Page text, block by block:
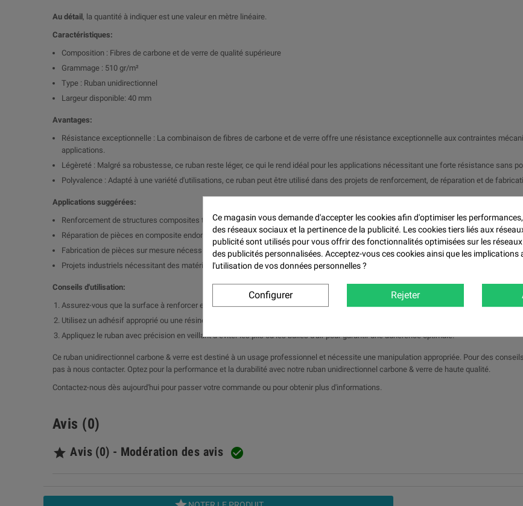
Au détail , la quantité à indiquer est une valeur en mètre linéaire.
Caractéristiques:
Composition : Fibres de carbone et de verre de qualité supérieure
Grammage : 510 gr/m²
Type : Ruban unidirectionnel
Largeur disponible: 40 mm
Avantages:
Résistance exceptionnelle : La combinaison de fibres de carbone et de verre offre une résistance exceptionnelle aux contraintes
applications.
Légèreté : Malgré sa robustesse, ce ruban reste léger, ce qui le rend idéal pour les applications nécessitant une forte résistance sans
Polyvalence : Adapté à une variété d'utilisations, ce ruban peut être utilisé dans des projets de renforcement, de réparation et de
Applications suggérées:
Renforcement de structures composites telles que les pièces automobiles, les bateaux et les équipements sportifs
Réparation de pièces en composite endommagées ou affaiblies
Fabrication de pièces sur mesure nécessitant une combinaison de légèreté et de résistance
Projets industriels nécessitant des matériaux composites haute performance
Conseils d'utilisation:
Assurez-vous que la surface à renforcer est propre et exempte de toute saleté ou graisse avant l'application du ruban.
Utilisez un adhésif approprié ou une résine compatible pour fixer fermement le ruban sur la surface.
Appliquez le ruban avec précision en veillant à éviter les plis ou les bulles d'air pour garantir une adhérence optimale.
Ce ruban unidirectionnel carbone & verre est destiné à un usage professionnel et nécessite une manipulation appropriée. Pour des
pas à nous contacter. Optez pour la performance et la durabilité avec notre ruban unidirectionnel carbone & verre de haute qualité.
Contactez-nous dès aujourd'hui pour passer votre commande ou pour obtenir plus d'informations.
Avis (0)
 Avis (0) - Modération des avis 
Ce magasin vous demande d'accepter les cookies afin d'optimiser les
des réseaux sociaux et la pertinence de la publicité. Les cookies tiers liés aux
publicité sont utilisés pour vous offrir des fonctionnalités optimisées sur les
des publicités personnalisées. Acceptez-vous ces cookies ainsi que les implications
l'utilisation de vos données personnelles ?
Configurer Rejeter